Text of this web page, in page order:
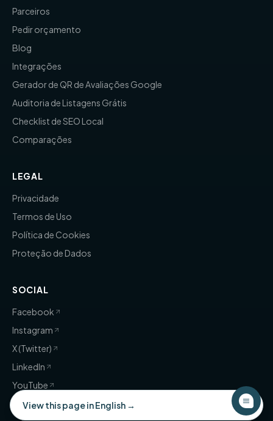
Parceiros
Pedir orçamento
Blog
Integrações
Gerador de QR de Avaliações Google
Auditoria de Listagens Grátis
Checklist de SEO Local
Comparações
LEGAL
Privacidade
Termos de Uso
Política de Cookies
Proteção de Dados
SOCIAL
Facebook
Instagram
X (Twitter)
LinkedIn
YouTube
View this page in English →
×